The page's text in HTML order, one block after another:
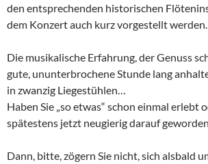
den entsprechenden historischen
dem Konzert auch kurz vorgestellt werden.
Die musikalische Erfahrung, der Genuss
gute, ununterbrochene Stunde lang
in zwanzig Liegestühlen…
Haben Sie „so etwas“ schon einmal erlebt
spätestens jetzt neugierig darauf
Dann, bitte, zögern Sie nicht, sich alsbald